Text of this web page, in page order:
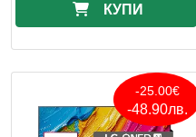
КУПИ
-25.00€
-48.90лв.